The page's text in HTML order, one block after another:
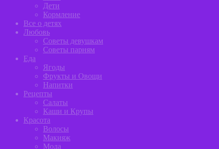
Дети
Кормление
Все о детях
Любовь
Советы девушкам
Советы парням
Еда
Ягоды
Фрукты и Овощи
Напитки
Рецепты
Салаты
Каши и Крупы
Красота
Волосы
Макияж
Мода